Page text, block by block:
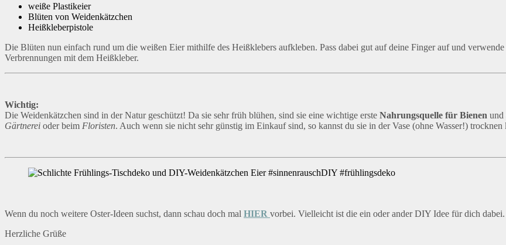
weiße Plastikeier
Blüten von Weidenkätzchen
Heißkleberpistole
Die Blüten nun einfach rund um die weißen Eier mithilfe des Heißklebers aufkleben. Pass dabei gut auf deine Finger auf und
Verbrennungen mit dem Heißkleber.
Wichtig:
Die Weidenkätzchen sind in der Natur geschützt! Da sie sehr früh blühen, sind sie eine wichtige erste Nahrungsquelle für Bienen und
Gärtnerei oder beim Floristen. Auch wenn sie nicht sehr günstig im Einkauf sind, so kannst du sie in der Vase (ohne Wasser!) trocknen
Wenn du noch weitere Oster-Ideen suchst, dann schau doch mal HIER vorbei. Vielleicht ist die ein oder ander DIY Idee für dich dabei.
Herzliche Grüße